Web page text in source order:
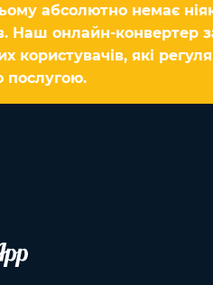
абсолютно немає
Наш онлайн-конвертер
користувачів, які
послугою.